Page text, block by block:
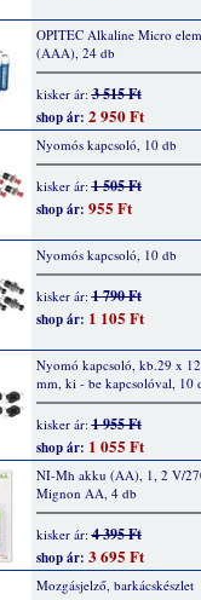
OPITEC Alkaline Micro
(AAA), 24 db
kisker ár:3 515 Ft
shop ár: 2 950 Ft
Nyomós kapcsoló, 10 db
kisker ár:1 505 Ft
shop ár: 955 Ft
Nyomós kapcsoló, 10 db
kisker ár:1 790 Ft
shop ár: 1 105 Ft
Nyomó kapcsoló, kb.29 x
mm, ki - be kapcsolóval, 10
kisker ár:1 955 Ft
shop ár: 1 055 Ft
NI-Mh akku (AA), 1, 2 V/
Mignon AA, 4 db
kisker ár:4 395 Ft
shop ár: 3 695 Ft
Mozgásjelző, barkácskészlet